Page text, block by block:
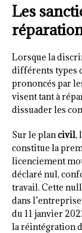
Les
Lorsque la
différents types
prononcés par
visent tant à
dissuader les
Sur le plancivil,
constitue la
licenciement
déclaré nul,
travail. Cette
dans
du 11 janvier
la réintégration